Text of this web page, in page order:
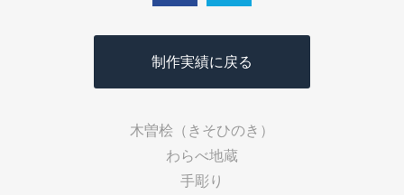
制作実績に戻る
木曽桧（きそひのき）
わらべ地蔵
手彫り